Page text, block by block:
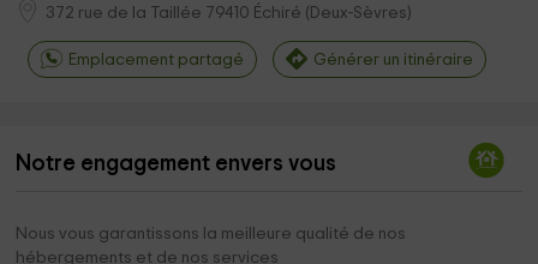
372 rue de la Taillée 79410 Échiré ( Deux-Sèvres)
Emplacement partagé Générer un itinéraire
Notre engagement envers vous
Nous vous garantissons la meilleure qualité de nos
hébergements et de nos services